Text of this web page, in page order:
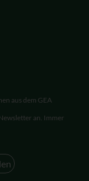
aus dem GEA
an. Immer